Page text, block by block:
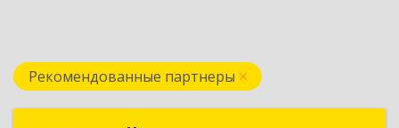
Рекомендованные партнеры